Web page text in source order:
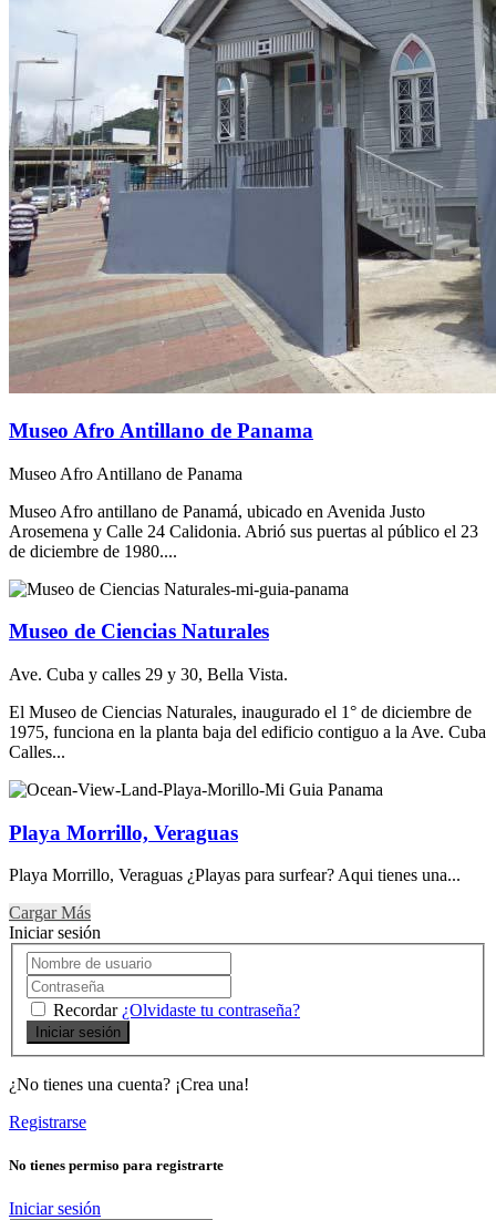
Museo Afro Antillano de Panama
Museo Afro Antillano de Panama
Museo Afro antillano de Panamá, ubicado en Avenida Justo
Arosemena y Calle 24 Calidonia. Abrió sus puertas al público el 23
de diciembre de 1980....
Museo de Ciencias Naturales
Ave. Cuba y calles 29 y 30, Bella Vista.
El Museo de Ciencias Naturales, inaugurado el 1° de diciembre de
1975, funciona en la planta baja del edificio contiguo a la Ave. Cuba
Calles...
Playa Morrillo, Veraguas
Playa Morrillo, Veraguas ¿Playas para surfear? Aqui tienes una...
Cargar Más
Iniciar sesión
Recordar ¿Olvidaste tu contraseña?
Iniciar sesión
¿No tienes una cuenta? ¡Crea una!
Registrarse
No tienes permiso para registrarte
Iniciar sesión